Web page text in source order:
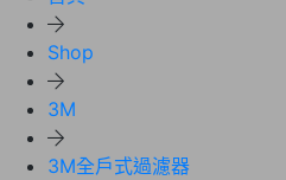
Shop
3M
3M全戶式過濾器